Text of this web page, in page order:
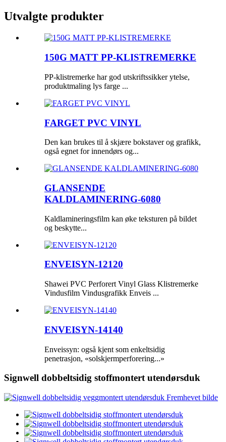
Utvalgte produkter
150G MATT PP-KLISTREMERKE
PP-klistremerke har god utskriftssikker ytelse,
produktmaling lys farge ...
FARGET PVC VINYL
Den kan brukes til å skjære bokstaver og grafikk,
også egnet for innendørs og...
GLANSENDE
KALDLAMINERING-6080
Kaldlamineringsfilm kan øke teksturen på bildet
og beskytte...
ENVEISYN-12120
Shawei PVC Perforert Vinyl Glass Klistremerke
Vindusfilm Vindusgrafikk Enveis ...
ENVEISYN-14140
Enveissyn: også kjent som enkeltsidig
penetrasjon, «solskjermperforering...»
Signwell dobbeltsidig stoffmontert utendørsduk